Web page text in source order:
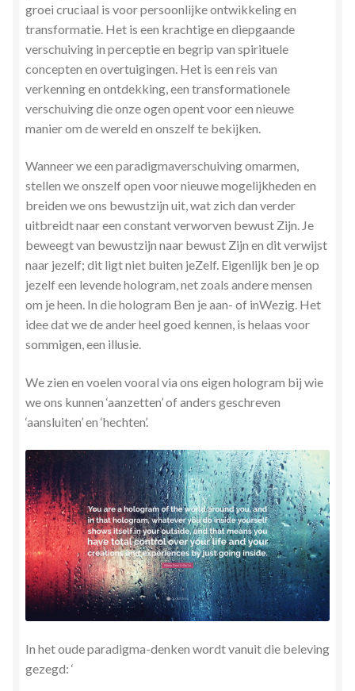
groei cruciaal is voor persoonlijke ontwikkeling en
transformatie. Het is een krachtige en diepgaande
verschuiving in perceptie en begrip van spirituele
concepten en overtuigingen. Het is een reis van
verkenning en ontdekking, een transformationele
verschuiving die onze ogen opent voor een nieuwe
manier om de wereld en onszelf te bekijken.
Wanneer we een paradigmaverschuiving omarmen,
stellen we onszelf open voor nieuwe mogelijkheden en
breiden we ons bewustzijn uit, wat zich dan verder
uitbreidt naar een constant verworven bewust Zijn. Je
beweegt van bewustzijn naar bewust Zijn en dit verwijst
naar jezelf; dit ligt niet buiten jeZelf. Eigenlijk ben je op
jezelf een levende hologram, net zoals andere mensen
om je heen. In die hologram Ben je aan- of inWezig. Het
idee dat we de ander heel goed kennen, is helaas voor
sommigen, een illusie.
We zien en voelen vooral via ons eigen hologram bij wie
we ons kunnen ‘aanzetten’ of anders geschreven
‘aansluiten’ en ‘hechten’.
In het oude paradigma-denken wordt vanuit die beleving
gezegd: ‘